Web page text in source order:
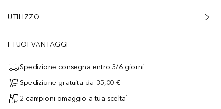
UTILIZZO
I TUOI VANTAGGI
Spedizione consegna entro 3/6 giorni
Spedizione gratuita da 35,00 €
2 campioni omaggio a tua scelta¹